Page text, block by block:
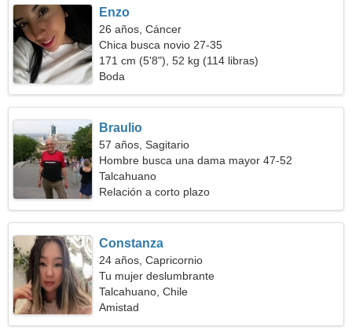
Enzo
26 años, Cáncer
Chica busca novio 27-35
171 cm (5'8"), 52 kg (114 libras)
Boda
Braulio
57 años, Sagitario
Hombre busca una dama mayor 47-52
Talcahuano
Relación a corto plazo
Constanza
24 años, Capricornio
Tu mujer deslumbrante
Talcahuano, Chile
Amistad